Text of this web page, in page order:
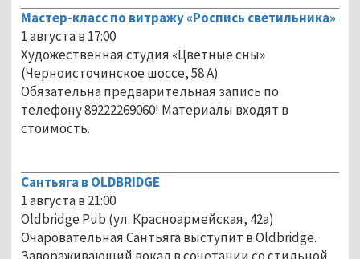
Мастер-класс по витражу «Роспись светильника»
1 августа в 17:00
Художественная студия «Цветные сны»
(Черноисточинское шоссе, 58 А)
Обязательна предварительная запись по
телефону 89222269060! Материалы входят в
стоимость.
Сантьяга в OLDBRIDGE
1 августа в 21:00
Oldbridge Pub (ул. Красноармейская, 42а)
Очаровательная Сантьяга выступит в Oldbridge.